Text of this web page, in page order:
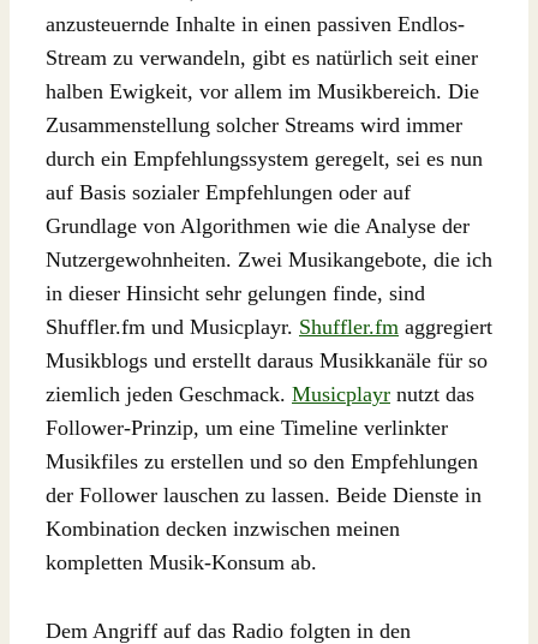
anzusteuernde Inhalte in einen passiven Endlos-
Stream zu verwandeln, gibt es natürlich seit einer
halben Ewigkeit, vor allem im Musikbereich. Die
Zusammenstellung solcher Streams wird immer
durch ein Empfehlungssystem geregelt, sei es nun
auf Basis sozialer Empfehlungen oder auf
Grundlage von Algorithmen wie die Analyse der
Nutzergewohnheiten. Zwei Musikangebote, die ich
in dieser Hinsicht sehr gelungen finde, sind
Shuffler.fm und Musicplayr. Shuffler.fm aggregiert
Musikblogs und erstellt daraus Musikkanäle für so
ziemlich jeden Geschmack. Musicplayr nutzt das
Follower-Prinzip, um eine Timeline verlinkter
Musikfiles zu erstellen und so den Empfehlungen
der Follower lauschen zu lassen. Beide Dienste in
Kombination decken inzwischen meinen
kompletten Musik-Konsum ab.
Dem Angriff auf das Radio folgten in den